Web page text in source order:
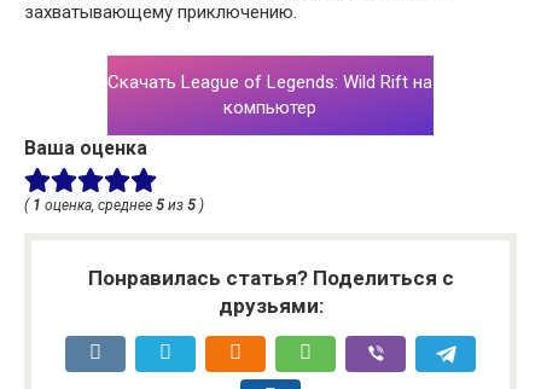
захватывающему приключению.
Скачать League of Legends: Wild Rift на
компьютер
Ваша оценка
( 1 оценка, среднее 5 из 5 )
Понравилась статья? Поделиться с
друзьями: